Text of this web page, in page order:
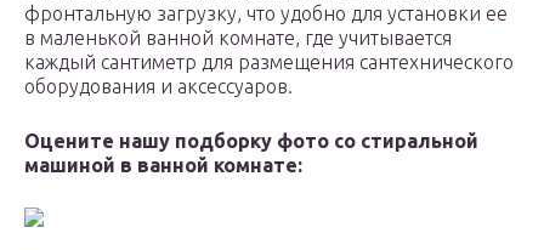
фронтальную загрузку, что удобно для установки ее
в маленькой ванной комнате, где учитывается
каждый сантиметр для размещения сантехнического
оборудования и аксессуаров.
Оцените нашу подборку фото со стиральной
машиной в ванной комнате: